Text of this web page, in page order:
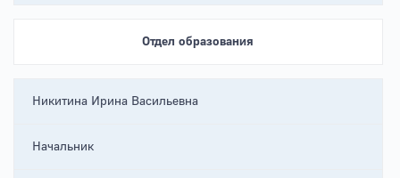
Отдел образования
Никитина Ирина Васильевна
Начальник